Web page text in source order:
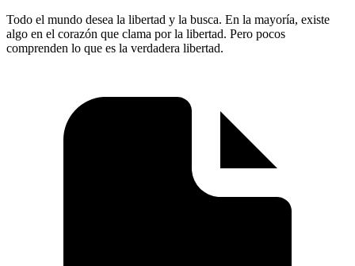
Todo el mundo desea la libertad y la busca. En la mayoría, existe
algo en el corazón que clama por la libertad. Pero pocos
comprenden lo que es la verdadera libertad.